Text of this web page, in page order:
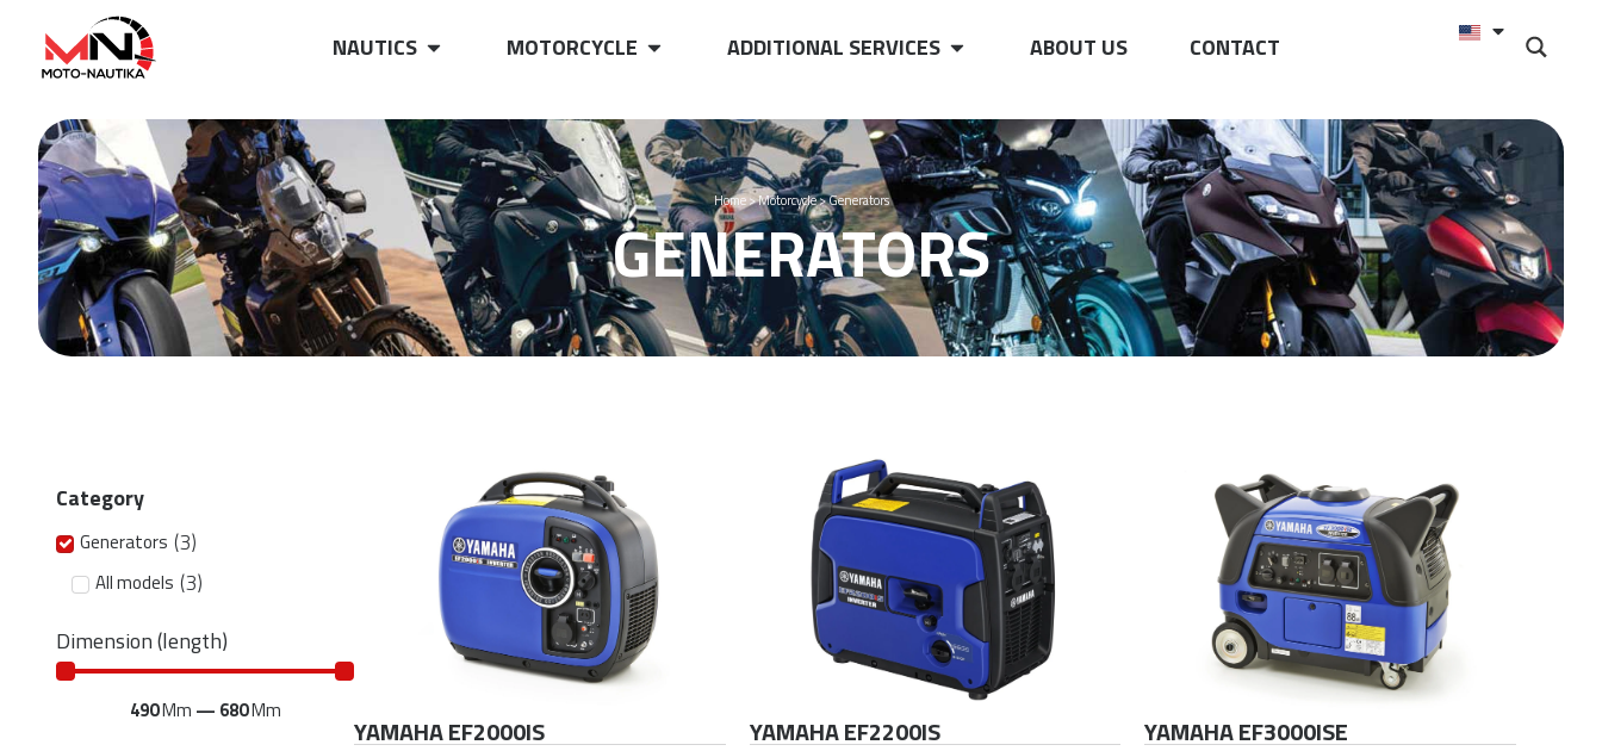
NAUTICS MOTORCYCLE ADDITIONAL SERVICES ABOUT US CONTACT
Home>Motorcycle>Generators
GENERATORS
Category
Generators (3)
All models (3)
Dimension (length)
490Mm — 680Mm
YAMAHA EF2000IS YAMAHA EF2200IS YAMAHA EF3000ISE